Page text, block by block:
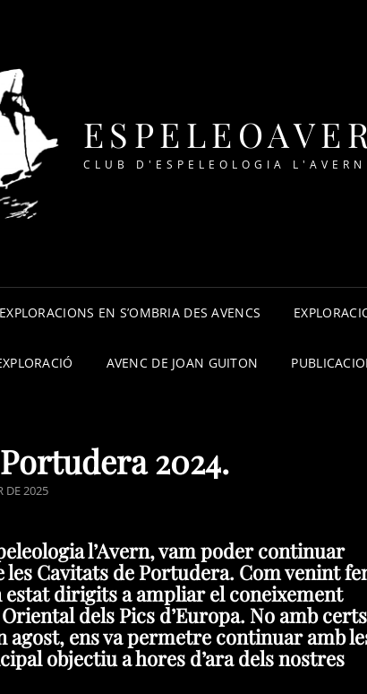
CLUB D'ESPELEOLOGIA
EXPLORACIONS EN S’OMBRIA DES AVENCS
AVENC DE JOAN GUITON
2024.
DE 2025
l’Avern, vam poder continuar
Cavitats de Portudera. Com venint
estat dirigits a ampliar el coneixement
dels Pics d’Europa. No amb certs
agost, ens va permetre continuar amb
objectiu a hores d’ara dels nostres